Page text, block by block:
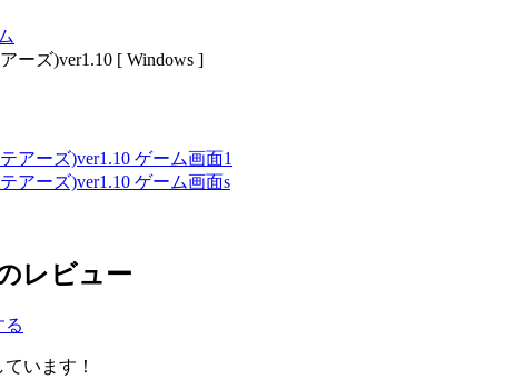
ーズ)ver1.10 [ Windows ]
レビュー
る
います！